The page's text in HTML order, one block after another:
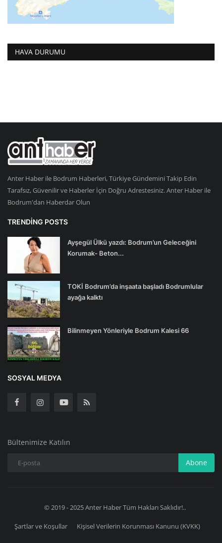
HAVA DURUMU
Anter Haber ile Bodrum Haberleri, Türkiye Gündemini Takip Edin
Tarafsız, Güvenilir ve Haberler İçin Doğru Adrestesiniz. Anter Haber ile
Bodrum'dan Haberdar Olun
TRENDING POSTS
Ayşegül Ülkü yazdı: Bodrum’un Geleceğini
Korumak- Beton...
TOKİ Bodrum’da inşaata başladı Bodrumlular
ayağa kalktı
Bilinmeyen Yönleriyle Bodrum Kalesi 66
SOSYAL MEDYA
Bültenimize Katılın
Abone
© 2019 - 2025 Anter Haber Tüm Hakları Saklıdır!..
Şartlar ve Koşullar Kişisel Verilerin Korunması Kanunu (KVKK)